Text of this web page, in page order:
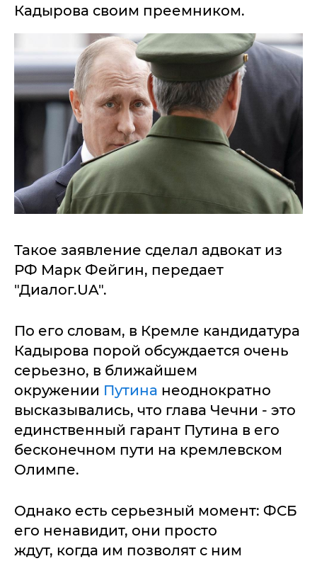
Кадырова своим преемником.
Такое заявление сделал адвокат из
РФ Марк Фейгин, передает
"Диалог.UA".
По его словам, в Кремле кандидатура
Кадырова порой обсуждается очень
серьезно, в ближайшем
окружении Путина неоднократно
высказывались, что глава Чечни - это
единственный гарант Путина в его
бесконечном пути на кремлевском
Олимпе.
Однако есть серьезный момент: ФСБ
его ненавидит, они просто
ждут, когда им позволят с ним